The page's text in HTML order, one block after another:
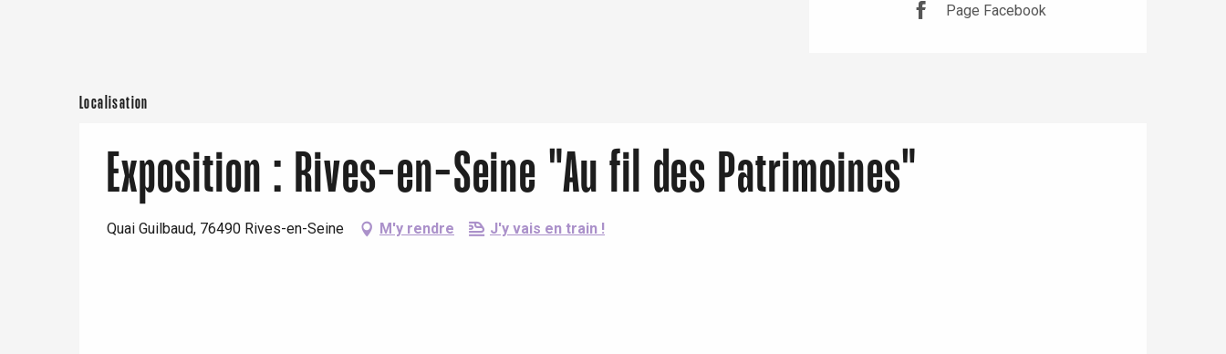
Paris 1h30
Page Facebook
Localisation
Exposition : Rives-en-Seine "Au fil des Patrimoines"
Quai Guilbaud, 76490 Rives-en-Seine M'y rendre J'y vais en train !